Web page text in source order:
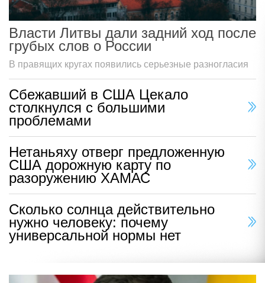
Власти Литвы дали задний ход после
грубых слов о России
В правящих кругах появились серьезные разногласия
Сбежавший в США Цекало
столкнулся с большими
проблемами
Нетаньяху отверг предложенную
США дорожную карту по
разоружению ХАМАС
Сколько солнца действительно
нужно человеку: почему
универсальной нормы нет